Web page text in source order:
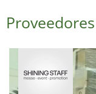
Proveedores